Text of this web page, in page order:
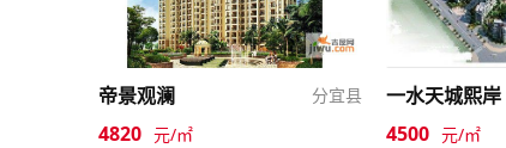
帝景观澜 分宜县
4820 元/㎡
一水天城熙岸
4500 元/㎡